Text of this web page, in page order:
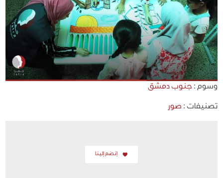
وسوم : جنوب دمشق
تصنيفات : صور
إنضم إلينا